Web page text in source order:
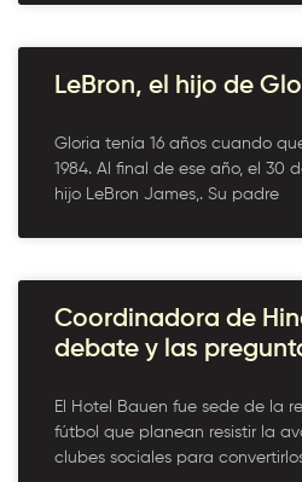
LeBron, el hijo de
Gloria tenía 16 años cuando
1984. Al final de ese año, el 30
hijo LeBron James,. Su padre
Coordinadora de
debate y las
El Hotel Bauen fue sede de la
fútbol que planean resistir la
clubes sociales para